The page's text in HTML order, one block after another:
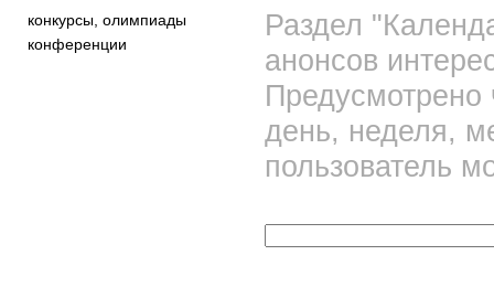
конкурсы, олимпиады
конференции
Раздел
анонсов
день, неделя,
пользователь